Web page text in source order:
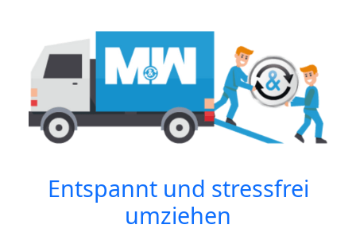
Entspannt und stressfrei
umziehen